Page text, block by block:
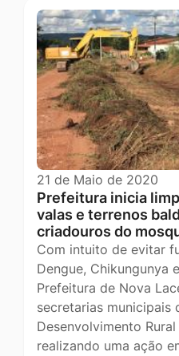
21 de Maio de 2020
Prefeitura inicia
valas e terrenos
criadouros do
Com intuito de evitar
Dengue, Chikungunya
Prefeitura de Nova
secretarias municipais
Desenvolvimento
realizando uma ação